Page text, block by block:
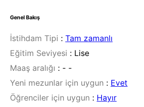
Genel Bakış
İstihdam Tipi : Tam zamanlı
Eğitim Seviyesi : Lise
Maaş aralığı : - -
Yeni mezunlar için uygun : Evet
Öğrenciler için uygun : Hayır